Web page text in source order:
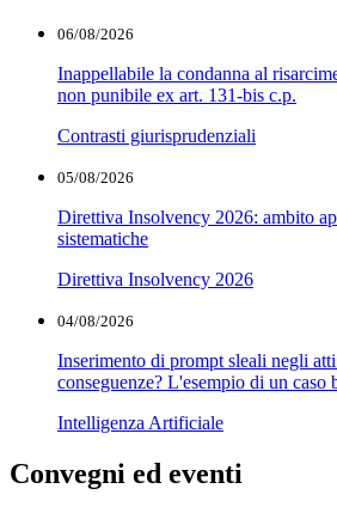
06/08/2026
Inappellabile la condanna al
non punibile ex art. 131-bis c.p.
Contrasti giurisprudenziali
05/08/2026
Direttiva Insolvency 2026: ambito
sistematiche
Direttiva Insolvency 2026
04/08/2026
Inserimento di prompt sleali negli
conseguenze? L'esempio di un caso
Intelligenza Artificiale
Convegni ed eventi